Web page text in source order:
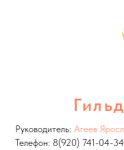
Руководитель: Агеев
Телефон: 8(920) 741-04-34